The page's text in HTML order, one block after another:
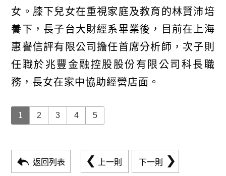
女。膝下兒女在重視家庭及教育的林賢沛培
養下，長子台大財經系畢業後，目前在上海
惠譽信評有限公司擔任首席分析師，次子則
任職於兆豐金融控股股份有限公司科長職
務，長女在家中協助經營店面。
1 2 3 4 5
返回列表 上一則 下一則